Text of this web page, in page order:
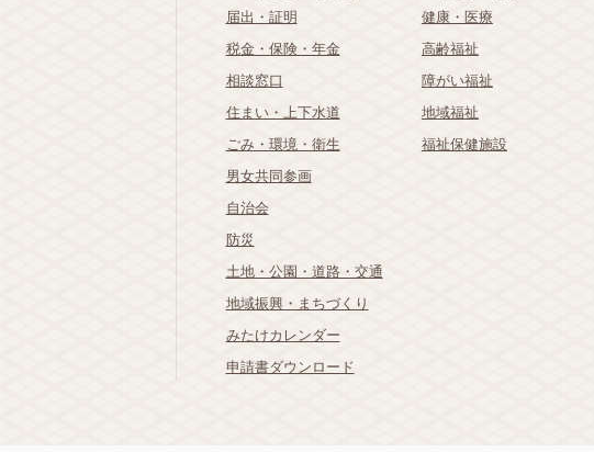
届出・証明
税金・保険・年金
相談窓口
住まい・上下水道
ごみ・環境・衛生
男女共同参画
自治会
防災
土地・公園・道路・交通
地域振興・まちづくり
みたけカレンダー
申請書ダウンロード
健康・医療
高齢福祉
障がい福祉
地域福祉
福祉保健施設